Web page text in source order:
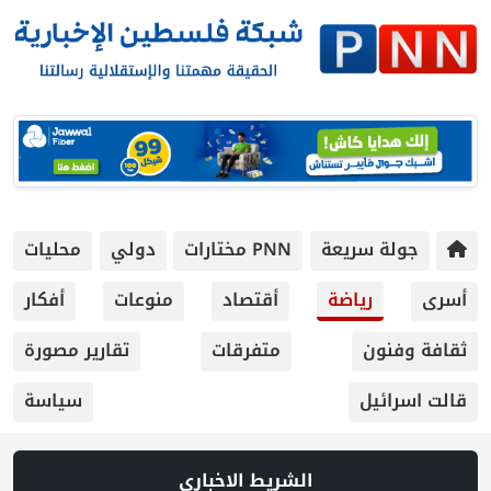
PNN مختارات دولي
محليات
رياضة
أقتصاد منوعات
أفكار
متفرقات
تقارير مصورة
الشريط الاخباري